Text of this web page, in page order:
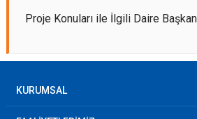
Proje Konuları ile İlgili Daire
KURUMSAL